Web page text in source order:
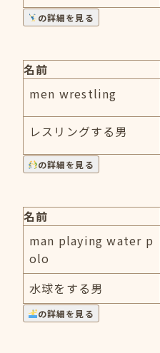
の詳細を見る
名前
men wrestling
レスリングする男
の詳細を見る
名前
man playing water p
olo
水球をする男
の詳細を見る